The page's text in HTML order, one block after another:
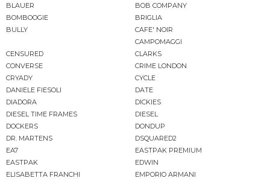
BLAUER
BOB COMPANY
BOMBOOGIE
BRIGLIA
BULLY
CAFE' NOIR
CAMPOMAGGI
CENSURED
CLARKS
CONVERSE
CRIME LONDON
CRYADY
CYCLE
DANIELE FIESOLI
DATE
DIADORA
DICKIES
DIESEL TIME FRAMES
DIESEL
DOCKERS
DONDUP
DR. MARTENS
DSQUARED2
EA7
EASTPAK PREMIUM
EASTPAK
EDWIN
ELISABETTA FRANCHI
EMPORIO ARMANI